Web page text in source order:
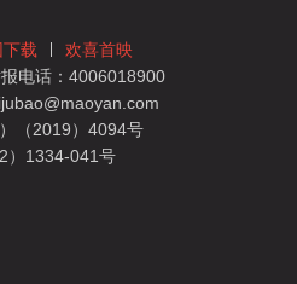
下载
欢喜首映
电话：4006018900
（2019）4094号
）1334-041号